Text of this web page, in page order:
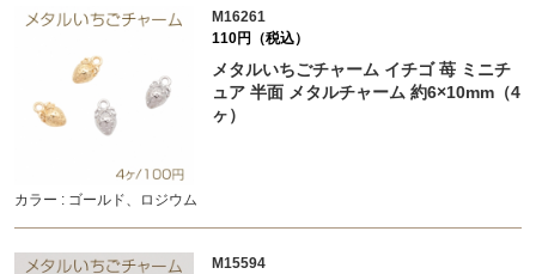
M16261
110円（税込）
メタルいちごチャーム イチゴ 苺 ミニチ
ュア 半面 メタルチャーム 約6×10mm（4
ヶ）
カラー : ゴールド、ロジウム
M15594